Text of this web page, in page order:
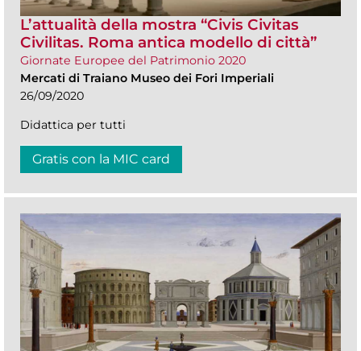
L’attualità della mostra “Civis Civitas
Civilitas. Roma antica modello di città”
Giornate Europee del Patrimonio 2020
Mercati di Traiano Museo dei Fori Imperiali
26/09/2020
Didattica per tutti
Gratis con la MIC card